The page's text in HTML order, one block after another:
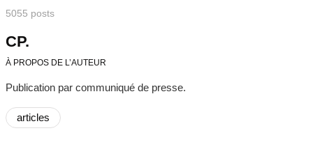
5055 posts
CP.
À PROPOS DE L’AUTEUR
Publication par communiqué de presse.
articles